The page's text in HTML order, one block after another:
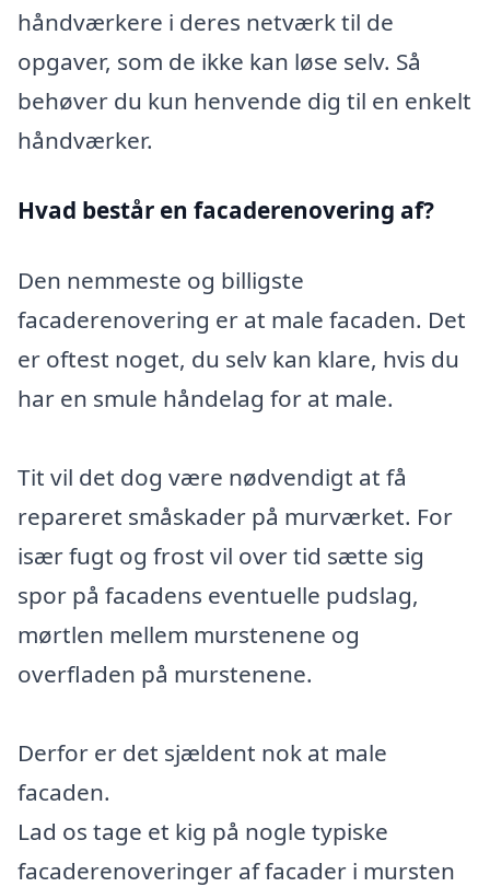
håndværkere i deres netværk til de
opgaver, som de ikke kan løse selv. Så
behøver du kun henvende dig til en enkelt
håndværker.
Hvad består en facaderenovering af?
Den nemmeste og billigste
facaderenovering er at male facaden. Det
er oftest noget, du selv kan klare, hvis du
har en smule håndelag for at male.
Tit vil det dog være nødvendigt at få
repareret småskader på murværket. For
især fugt og frost vil over tid sætte sig
spor på facadens eventuelle pudslag,
mørtlen mellem murstenene og
overfladen på murstenene.
Derfor er det sjældent nok at male
facaden.
Lad os tage et kig på nogle typiske
facaderenoveringer af facader i mursten